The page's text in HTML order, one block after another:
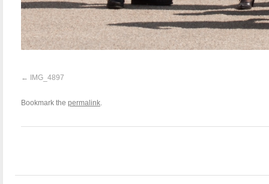
IMG_4897
Bookmark the permalink